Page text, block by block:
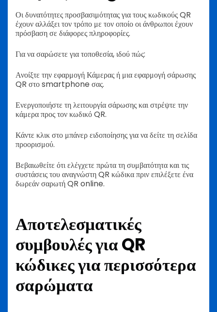
Οι δυνατότητες προσβασιμότητας για τους κωδικούς QR
έχουν αλλάξει τον τρόπο με τον οποίο οι άνθρωποι έχουν
πρόσβαση σε διάφορες πληροφορίες.
Για να σαρώσετε για τοποθεσία, ιδού πώς:
Ανοίξτε την εφαρμογή Κάμερας ή μια εφαρμογή σάρωσης
QR στο smartphone σας.
Ενεργοποιήστε τη λειτουργία σάρωσης και στρέψτε την
κάμερα προς τον κωδικό QR.
Κάντε κλικ στο μπάνερ ειδοποίησης για να δείτε τη σελίδα
προορισμού.
Βεβαιωθείτε ότι ελέγχετε πρώτα τη συμβατότητα και τις
συστάσεις του αναγνώστη QR κώδικα πριν επιλέξετε ένα
δωρεάν σαρωτή QR online.
Αποτελεσματικές
συμβουλές για QR
κώδικες για περισσότερα
σαρώματα